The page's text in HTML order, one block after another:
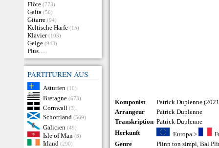
Flöte (773)
Gaita (56)
Gitarre (94)
Keltische Harfe (15)
Klavier (103)
Geige (943)
Plus…
PARTITUREN AUS
Asturien (10)
Bretagne (673)
Cornwall (3)
Schottland (569)
Galicien (49)
Isle of Man (3)
Irland (290)
Komponist
Patrick Duplenne
Arrangeur
Patrick Duplenne
Transkription Patrick Duplenne
Herkunft
Europa>
Genre
Plinn ton simpl,Bal